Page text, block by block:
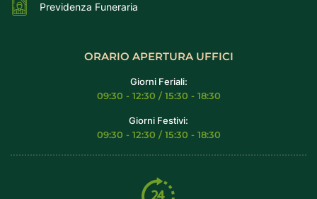
Previdenza Funeraria
ORARIO APERTURA UFFICI
Giorni Feriali:
09:30 - 12:30 / 15:30 - 18:30
Giorni Festivi:
09:30 - 12:30 / 15:30 - 18:30